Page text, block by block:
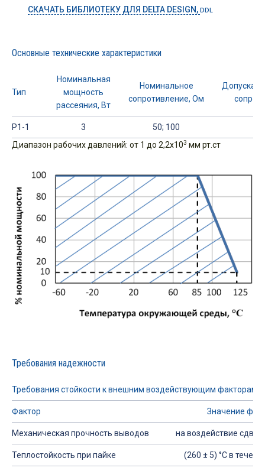
СКАЧАТЬ БИБЛИОТЕКУ ДЛЯ DELTA DESIGN, DDL
Основные технические характеристики
Тип
Номинальная
мощность
рассеяния, Вт
Номинальное
сопротивление, Ом
Р1-1 3 50; 100
Диапазон рабочих давлений: от 1 до 2,2х103 мм рт.ст
Требования надежности
Требования стойкости к внешним воздействующим факторам
Фактор Значение
Механическая прочность выводов на воздействие
Теплостойкость при пайке (260 ± 5) °С в